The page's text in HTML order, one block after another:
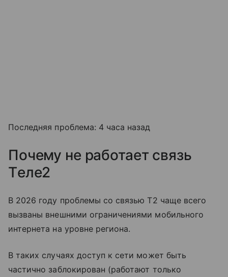
Последняя проблема: 4 часа назад
Почему не работает связь
Tеле2
В 2026 году проблемы со связью T2 чаще всего
вызваны внешними ограничениями мобильного
интернета на уровне региона.
В таких случаях доступ к сети может быть
частично заблокирован (работают только